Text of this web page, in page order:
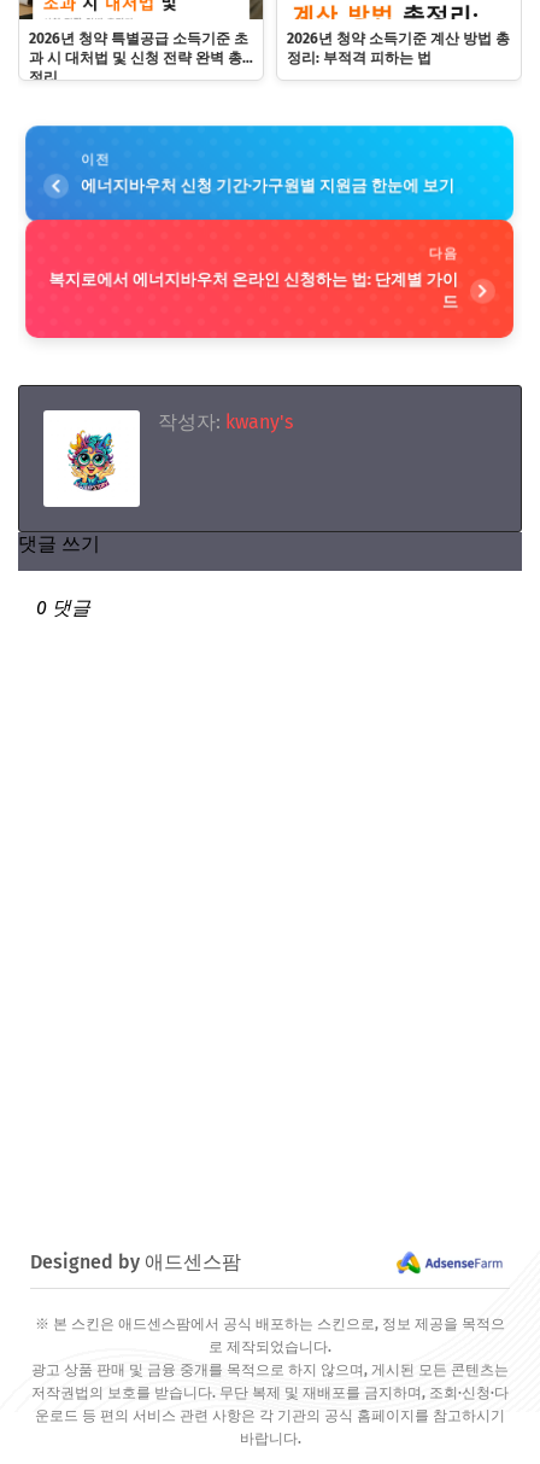
2026년 청약 특별공급 소득기준 초
과 시 대처법 및 신청 전략 완벽 총
정리
2026년 청약 소득기준 계산 방법 총
정리: 부적격 피하는 법
이전
에너지바우처 신청 기간·가구원별 지원금 한눈에 보기
다음
복지로에서 에너지바우처 온라인 신청하는 법: 단계별 가이
드
작성자: kwany's
댓글 쓰기
0 댓글
Designed by 애드센스팜
※ 본 스킨은 애드센스팜에서 공식 배포하는 스킨으로, 정보 제공을 목적으
로 제작되었습니다.
광고 상품 판매 및 금융 중개를 목적으로 하지 않으며, 게시된 모든 콘텐츠는
저작권법의 보호를 받습니다. 무단 복제 및 재배포를 금지하며, 조회·신청·다
운로드 등 편의 서비스 관련 사항은 각 기관의 공식 홈페이지를 참고하시기
바랍니다.